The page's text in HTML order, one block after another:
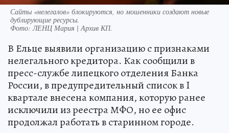
Сайты «нелегалов» блокируются, но мошенники создают новые
дублирующие ресурсы.
Фото:ЛЕНЦ Мария | Архив КП.
В Ельце выявили организацию с признаками
нелегального кредитора. Как сообщили в
пресс-службе липецкого отделения Банка
России, в предупредительный список в I
квартале внесена компания, которую ранее
исключили из реестра МФО, но ее офис
продолжал работать в старинном городе.